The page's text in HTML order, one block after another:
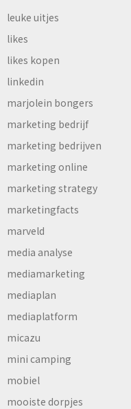
leuke uitjes
likes
likes kopen
linkedin
marjolein bongers
marketing bedrijf
marketing bedrijven
marketing online
marketing strategy
marketingfacts
marveld
media analyse
mediamarketing
mediaplan
mediaplatform
micazu
mini camping
mobiel
mooiste dorpjes